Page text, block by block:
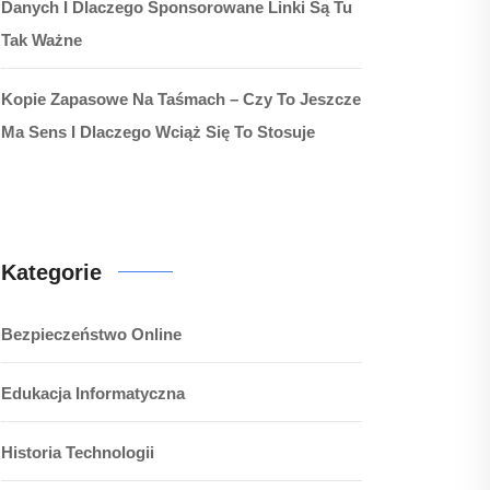
Danych I Dlaczego Sponsorowane Linki Są Tu
Tak Ważne
Kopie Zapasowe Na Taśmach – Czy To Jeszcze
Ma Sens I Dlaczego Wciąż Się To Stosuje
Kategorie
Bezpieczeństwo Online
Edukacja Informatyczna
Historia Technologii